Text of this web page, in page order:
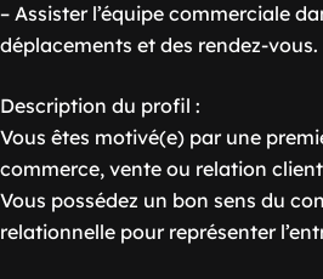
– Assister l’équipe commerciale
déplacements et des rendez-vous.
Description du profil :
Vous êtes motivé(e) par une
commerce, vente ou relation
Vous possédez un bon sens du
relationnelle pour représenter